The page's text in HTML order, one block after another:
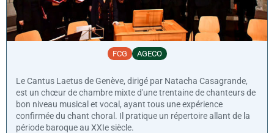
FCG AGECO
Le Cantus Laetus de Genève, dirigé par Natacha Casagrande,
est un chœur de chambre mixte d'une trentaine de chanteurs de
bon niveau musical et vocal, ayant tous une expérience
confirmée du chant choral. Il pratique un répertoire allant de la
période baroque au XXIe siècle.